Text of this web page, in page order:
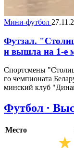
Мини-футбол
Футзал.
и вышла на 1-е
Спортсмены
го чемпионата
минский клуб
Футбол ·
Место